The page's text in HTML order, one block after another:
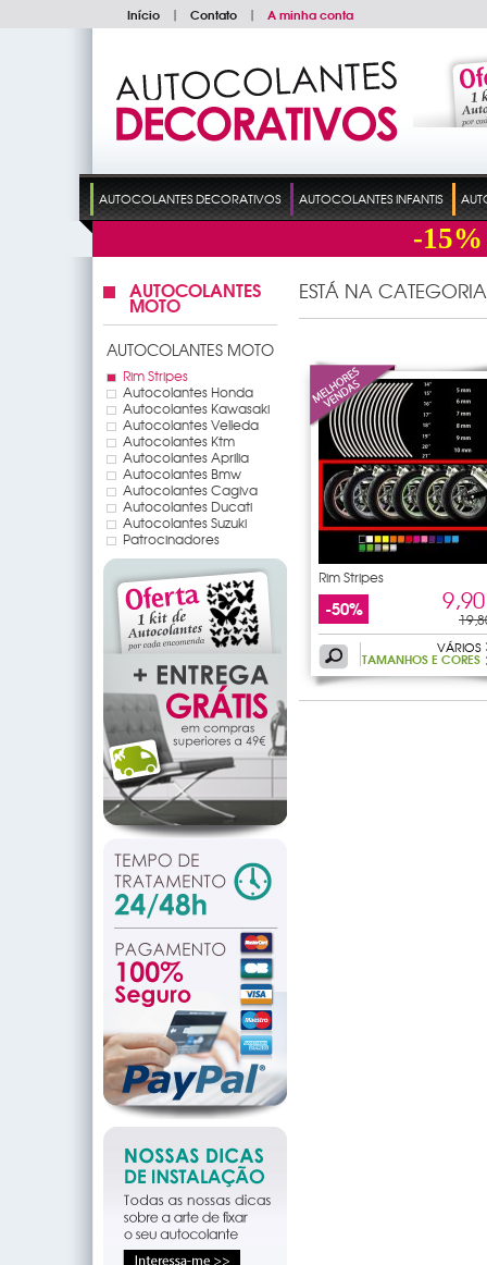
Início | Contato | A minha conta
AUTOCOLANTES DECORATIVOS AUTOCOLANTES INFANTIS
-15%
AUTOCOLANTES
MOTO
AUTOCOLANTES MOTO
Rim Stripes
Autocolantes Honda
Autocolantes Kawasaki
Autocolantes Velleda
Autocolantes Ktm
Autocolantes Aprilia
Autocolantes Bmw
Autocolantes Cagiva
Autocolantes Ducati
Autocolantes Suzuki
Patrocinadores
ESTÁ NA
Rim Stripes
-50%
VÁRIOS
TAMANHOS E CORES